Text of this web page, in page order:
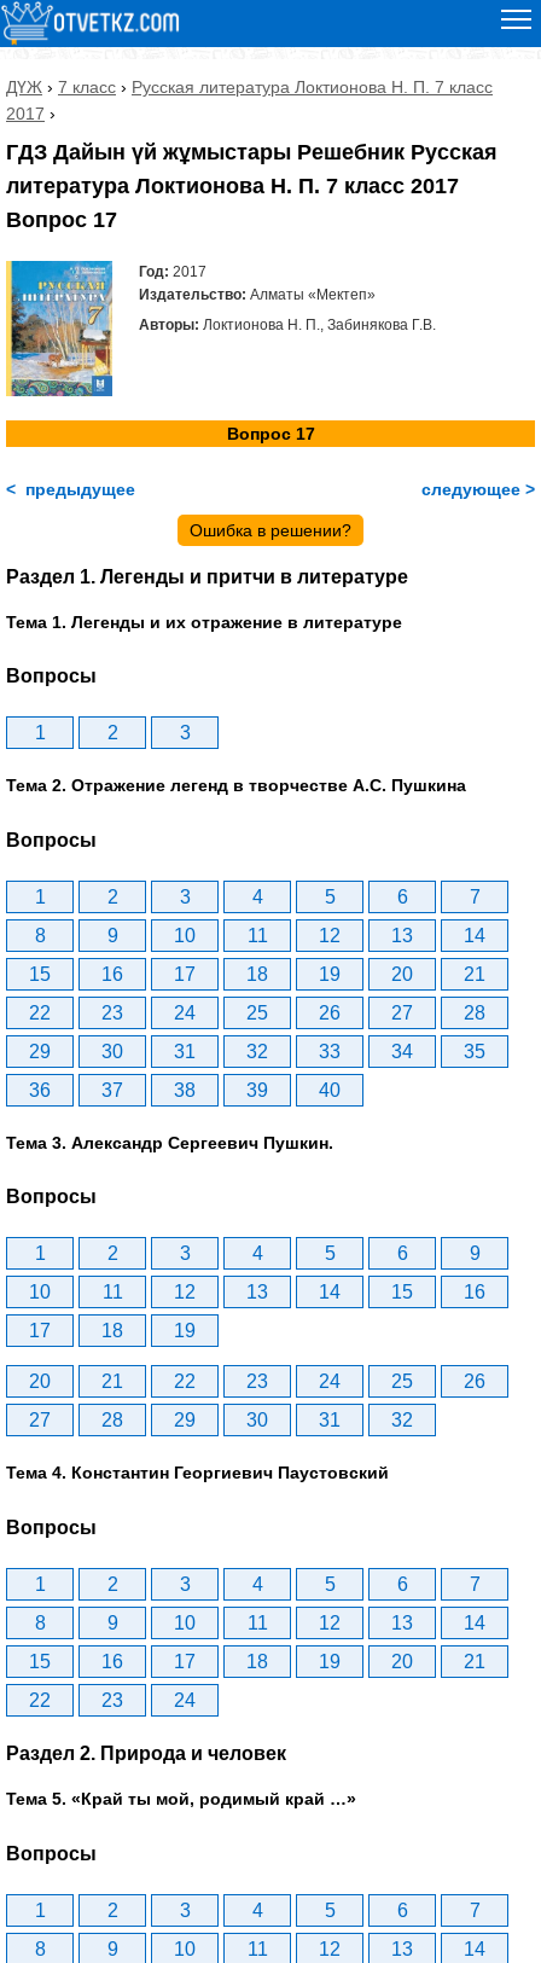
ДҮЖ › 7 класс › Русская литература Локтионова Н. П. 7 класс
2017 ›
ГДЗ Дайын үй жұмыстары Решебник Русская
литература Локтионова Н. П. 7 класс 2017
Вопрос 17
Год: 2017
Издательство: Алматы «Мектеп»
Авторы: Локтионова Н. П., Забинякова Г.В.
Вопрос 17
< предыдущее следующее >
Ошибка в решении?
Раздел 1. Легенды и притчи в литературе
Тема 1. Легенды и их отражение в литературе
Вопросы
1 2 3
Тема 2. Отражение легенд в творчестве А.С. Пушкина
Вопросы
1 2 3 4 5 6
7
8
9 10 11 12 13
14
15
16 17 18 19 20
21
22
23 24 25 26 27
28
29
30 31 32 33 34
35
36
37 38 39 40
Тема 3. Александр Сергеевич Пушкин.
Вопросы
1 2 3 4 5 6
9
10
11 12 13 14 15
16
17
18 19
20 21 22 23 24 25
26
27
28 29 30 31 32
Тема 4. Константин Георгиевич Паустовский
Вопросы
1 2 3 4 5 6
7
8
9 10 11 12 13
14
15
16 17 18 19 20
21
22
23 24
Раздел 2. Природа и человек
Тема 5. «Край ты мой, родимый край …»
Вопросы
1 2 3 4 5 6
7
8
9 10 11 12 13
14